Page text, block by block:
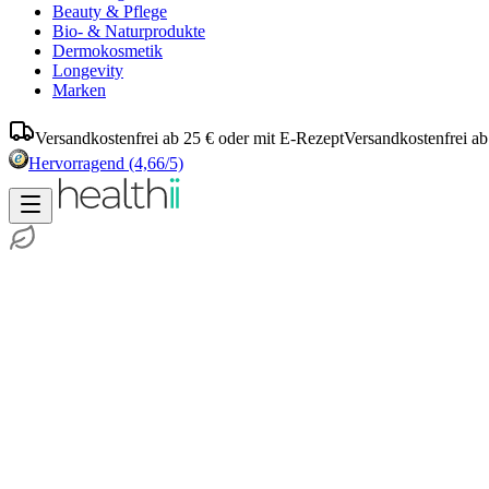
Beauty & Pflege
Bio- & Naturprodukte
Dermokosmetik
Longevity
Marken
Versandkostenfrei ab 25 € oder mit E-RezeptVersandkostenfrei
Hervorragend (4,66/5)